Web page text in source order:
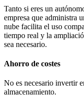
Tanto si eres un
empresa que administra
nube facilita el uso
tiempo real y la
sea necesario.
Ahorro de costes
No es necesario invertir
almacenamiento.